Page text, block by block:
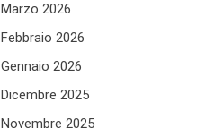
Marzo 2026
Febbraio 2026
Gennaio 2026
Dicembre 2025
Novembre 2025